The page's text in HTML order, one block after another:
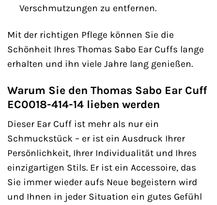
Verschmutzungen zu entfernen.
Mit der richtigen Pflege können Sie die
Schönheit Ihres Thomas Sabo Ear Cuffs lange
erhalten und ihn viele Jahre lang genießen.
Warum Sie den Thomas Sabo Ear Cuff
EC0018-414-14 lieben werden
Dieser Ear Cuff ist mehr als nur ein
Schmuckstück – er ist ein Ausdruck Ihrer
Persönlichkeit, Ihrer Individualität und Ihres
einzigartigen Stils. Er ist ein Accessoire, das
Sie immer wieder aufs Neue begeistern wird
und Ihnen in jeder Situation ein gutes Gefühl